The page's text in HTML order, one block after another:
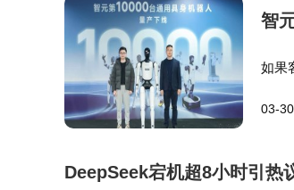
智
如果
会想
03-30
DeepSeek宕机超8小时引热